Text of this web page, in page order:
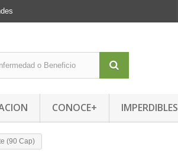
CONOCE+ IMPERDIBLES
(90 Cap)